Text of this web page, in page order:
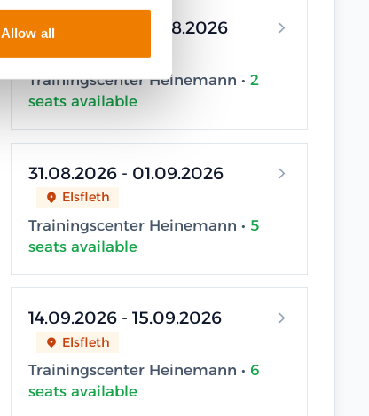
Allow all19.08.2026 - 20.08.2026
Trainingscenter Heinemann • 2
seats available
31.08.2026 - 01.09.2026
Elsfleth
Trainingscenter Heinemann • 5
seats available
14.09.2026 - 15.09.2026
Elsfleth
Trainingscenter Heinemann • 6
seats available